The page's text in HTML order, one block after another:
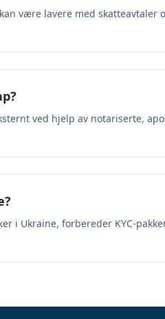
være lavere med
ved hjelp av notariserte,
i Ukraine, forbereder KYC-